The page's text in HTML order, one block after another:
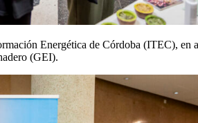
Energética de Córdoba (ITEC),
(GEI).